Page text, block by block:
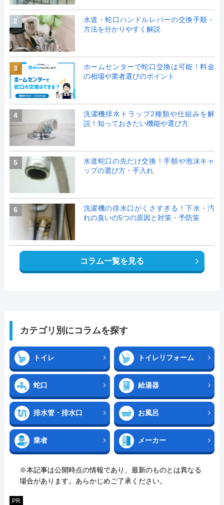
2
水道・蛇口ハンドルレバーの交換手順・
方法を分かりやすく解説
3
ホームセンターで蛇口交換は可能！料金
の相場や業者選びのポイント
4
洗濯機排水トラップ2種類や仕組みを解
説！知っておきたい機能や選び方
5
水道蛇口の先だけ交換！手順や泡沫キャ
ップの選び方・手入れ
6
洗濯機の排水口がくさすぎる！下水・汚
れの臭いの5つの原因と対策・予防策
コラム一覧を見る
カテゴリ別にコラムを探す
トイレ トイレリフォーム
蛇口 給湯器
排水管・排水口 お風呂
業者 メーカー
※本記事は公開時点の情報であり、最新のものとは異なる
場合があります。あらかじめご了承ください。
PR